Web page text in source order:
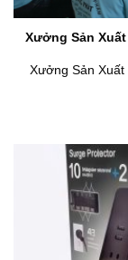
Xưởng Sản
Xưởng Sản